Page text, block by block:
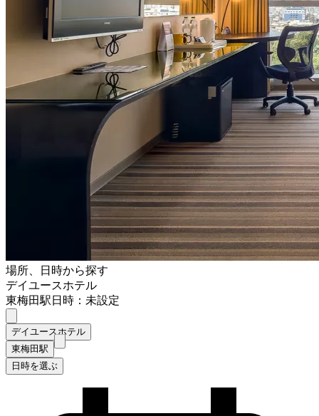
場所、日時から探す
デイユースホテル
東梅田駅日時：未設定
デイユースホテル
東梅田駅
日時を選ぶ